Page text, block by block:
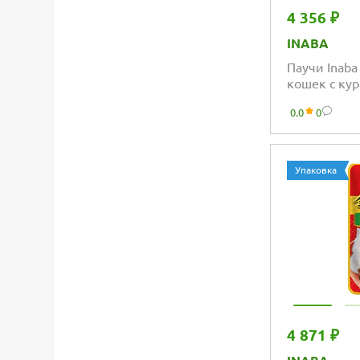
4 356 ₽
INABA
Паучи
кошек с
0.0 0
Упаковка
4 871 ₽